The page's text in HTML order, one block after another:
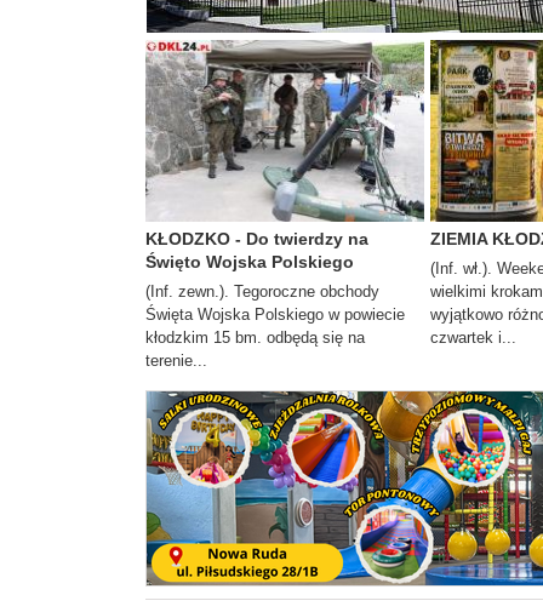
KŁODZKO - Do twierdzy na
Święto Wojska Polskiego
(Inf. zewn.). Tegoroczne obchody
Święta Wojska Polskiego w powiecie
kłodzkim 15 bm. odbędą się na
terenie...
ZIEMIA
(Inf. wł.).
wielkimi
wyjątkowo
czwartek i...